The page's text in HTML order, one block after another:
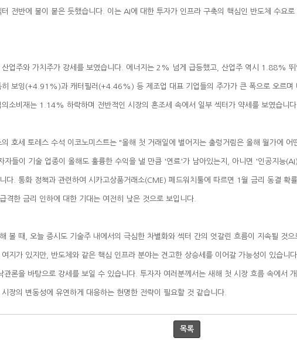
소비재는 1.14% 하락하며 전반적인 시장의 혼조세 속에서 일부 섹터가 약세를 보였습니다.
격한 금리 인하에 대한 기대는 여전히 낮은 것으로 보입니다.
장의 변동성에 유연하게 대응하는 현명한 전략이 필요할 것 같습니다.
목록